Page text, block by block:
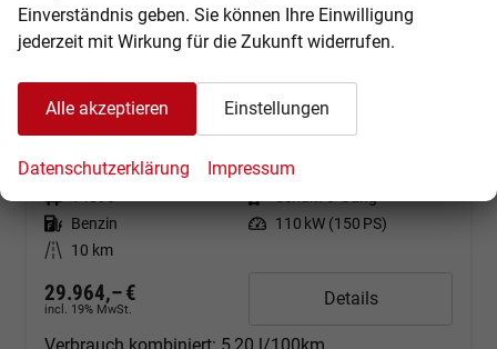
Skoda Octavia Combi
Kraftstoff Benzin Leistung 110 kW (150 PS)
Kilometerstand
10 km
29.964,– €
incl. 19% MwSt.
Details
Verbrauch kombiniert: 5,20 l/100km
Einverständnis geben. Sie können Ihre Einwilligung
jederzeit mit Wirkung für die Zukunft widerrufen.
Alle akzeptieren Einstellungen
Datenschutzerklärung Impressum